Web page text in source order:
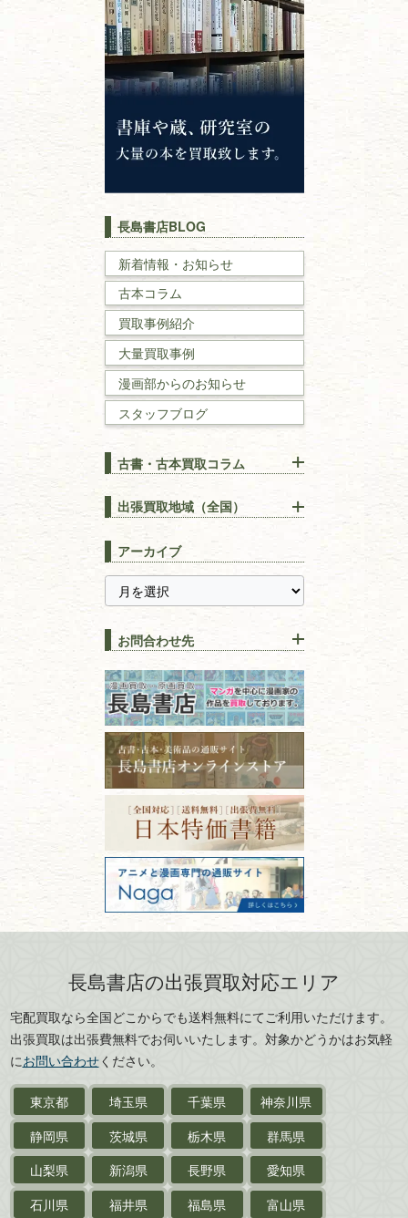
仏教書
神道・神社仏閣
イスラム教
キリスト教
世界史・
戦記・戦史
国文学・
理工書
数学書・物理学書
建築書
漢方・鍼灸・東洋医学
易学・占い
スピリチュアル・
全集・
趣味・教養
書道
拓本・法帖・碑帖
篆刻・印譜
書道具
美術書・アート本・
デザイン本
カメラ・撮影術
版画・リトグラフ・
刀剣・鎧・甲冑
武道書・武術書
近代文学・
サイン色紙
作家草稿・原稿・肉筆物
探偵小説・推理小説
長島書店BLOG
新着情報・お知らせ
古本コラム
買取事例紹介
大量買取事例
漫画部からのお知らせ
スタッフブログ
古書・古本買取コラム
りOK！効率的に売る方法
宅配買取は古本を送るだけ！
長島書店の便利な買取サービ
ス
【持ち込み買取】店頭で簡単
に古本を売るメリットとは？
古本を高く売る方法！買取で
上手な売り方のコツを解説
因！適切な管理で長持ちさせ
るコツ
古本は汚れていると買取でき
ない？適切な保管方法とクリ
ーニング！
ISBNコードとは？書籍の識別
番号の意味と役割を解説
価値ある古書を売るポイント
と注意点
出張買取地域（全国）
東京都
千葉県
神奈川県
静岡県
山梨県
新潟県
長野県
愛知県
石川県
福井県
福島県
富山県
青森県
岩手県
宮城県
秋田県
山形県
岐阜県
三重県
滋賀県
京都府
大阪府
兵庫県
奈良県
島根県
岡山県
徳島県
香川県
愛媛県
アーカイブ
お問合わせ先
古本買取専門店 長島書店
〒101-0051
東京都千代田区神田神保町2-5-1
フリーダイヤル：0120-414-548
電話：03-3512-8115
FAX：03-3512-8116
古物商許可：東京都公安委員会 第
301028901712号
古物商名称：有限会社長島書店
長島書店の出張買取対応エリア
宅配買取なら全国どこからでも送料無料にてご利用いただけます。
出張買取は出張費無料でお伺いいたします。対象かどうかはお気軽
にお問い合わせください。
東京都 埼玉県 千葉県
神奈川県
静岡県
茨城県 栃木県
群馬県
山梨県
新潟県 長野県
愛知県
石川県
福井県 福島県
富山県